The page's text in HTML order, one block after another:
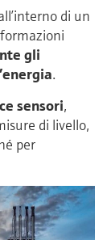
di un
gli
.
sensori,
di livello,
per